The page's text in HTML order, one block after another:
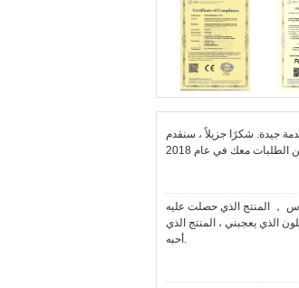
جيدة. شكرًا جزيلاً ، سنقدم
الطلبات معك في عام 2018
， المنتج الذي حصلت عليه
الذي يعجبني ، المنتج الذي
أحبه.